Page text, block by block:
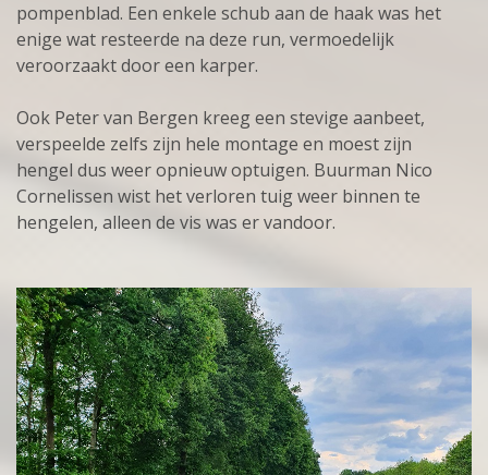
pompenblad. Een enkele schub aan de haak was het
enige wat resteerde na deze run, vermoedelijk
veroorzaakt door een karper.
Ook Peter van Bergen kreeg een stevige aanbeet,
verspeelde zelfs zijn hele montage en moest zijn
hengel dus weer opnieuw optuigen. Buurman Nico
Cornelissen wist het verloren tuig weer binnen te
hengelen, alleen de vis was er vandoor.